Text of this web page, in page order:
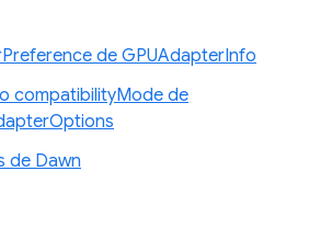
de GPUAdapterInfo
compatibilityMode de
de Dawn